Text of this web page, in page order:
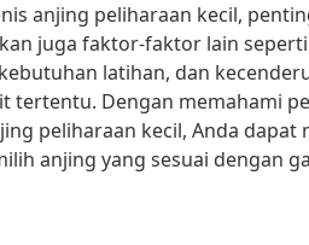
anjing peliharaan kecil,
juga faktor-faktor lain
latihan, dan
tertentu. Dengan memahami
peliharaan kecil, Anda dapat
anjing yang sesuai dengan